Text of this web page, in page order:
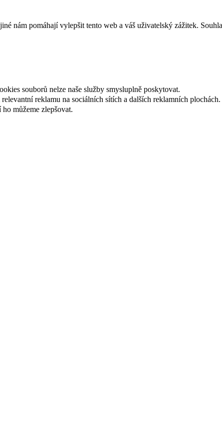
nám pomáhají vylepšit tento web a váš uživatelský zážitek.
souborů nelze naše služby smysluplně poskytovat.
reklamu na sociálních sítích a dalších reklamních plochách.
můžeme zlepšovat.